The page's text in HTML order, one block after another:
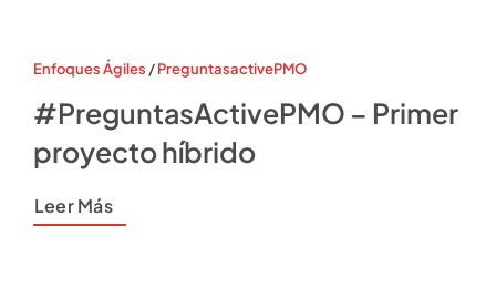
Enfoques Ágiles /PreguntasactivePMO
#PreguntasActivePMO – Primer
proyecto híbrido
Leer Más